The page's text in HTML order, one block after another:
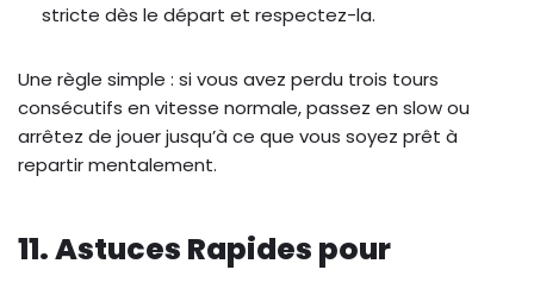
stricte dès le départ et respectez-la.
Une règle simple : si vous avez perdu trois tours
consécutifs en vitesse normale, passez en slow ou
arrêtez de jouer jusqu’à ce que vous soyez prêt à
repartir mentalement.
11. Astuces Rapides pour